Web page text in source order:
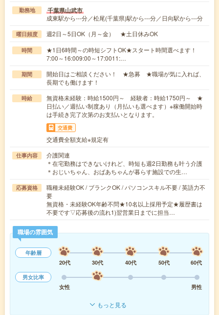
勤務地 千葉県山武市
成東駅から---分／松尾(千葉県)駅から---分／日向駅から---分
曜日頻度 週2日～5日OK（月～金） ★土日休みOK
時間
★1日6時間～の時短シフトOK★スタート時間選べます！
7:00～16:009:00～17:0011:…
期間
開始日はご相談ください！ ★急募 ★職場が気に入れば、
長期でも働けます！
時給
無資格未経験：時給1500円～ 経験者：時給1750円～ ★
日払い／週払い制度あり（月払いも選べます）※稼働開始時
は手続き完了次第のお支払いとなります。
交通費
交通費全額支給※規定有
仕事内容
介護関連
＊在宅勤務はできないけれど、時短も週2日勤務も叶う介護
＊おじいちゃん、おばあちゃんが暮らす施設での生…
応募資格
職種未経験OK / ブランクOK / パソコンスキル不要 / 英語力不
要
無資格・未経験OK年齢不問★10名以上採用予定★履歴書は
不要です▽応募後の流れ1)翌営業日までに担当…
職場の雰囲気
年齢層
20代
30代 40代 50代
60代
男女比率
女性
男性
もっと見る